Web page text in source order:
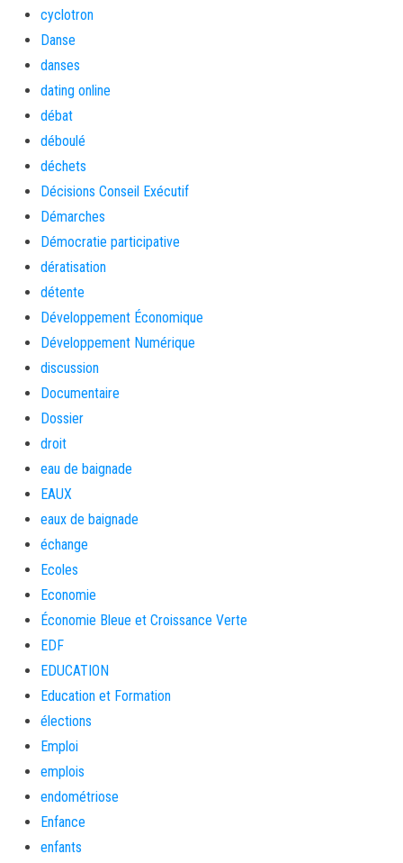
cyclotron
Danse
danses
dating online
débat
déboulé
déchets
Décisions Conseil Exécutif
Démarches
Démocratie participative
dératisation
détente
Développement Économique
Développement Numérique
discussion
Documentaire
Dossier
droit
eau de baignade
EAUX
eaux de baignade
échange
Ecoles
Economie
Économie Bleue et Croissance Verte
EDF
EDUCATION
Education et Formation
élections
Emploi
emplois
endométriose
Enfance
enfants